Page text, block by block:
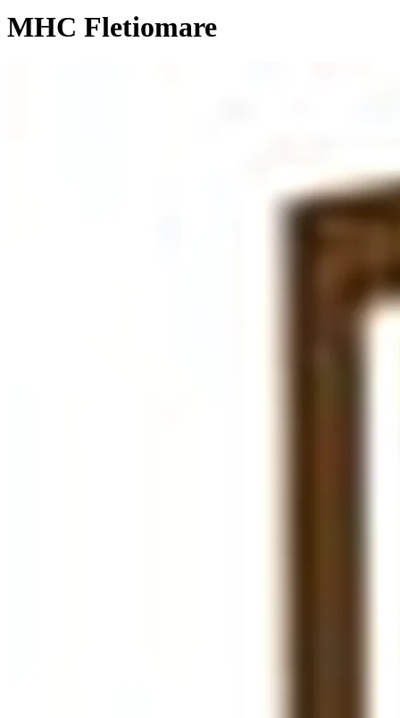
MHC Fletiomare